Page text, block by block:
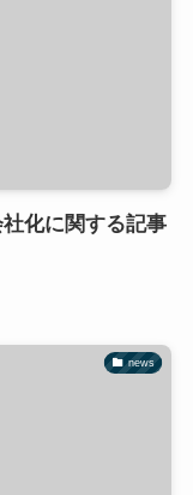
化に関する記事
news